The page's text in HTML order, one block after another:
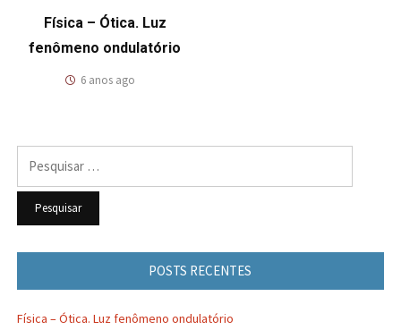
Física – Ótica. Luz
fenômeno ondulatório
6 anos ago
POSTS RECENTES
Física – Ótica. Luz fenômeno ondulatório